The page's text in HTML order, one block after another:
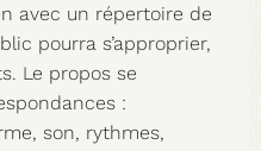
avec un répertoire de
pourra s’approprier,
Le propos se
:
son, rythmes,